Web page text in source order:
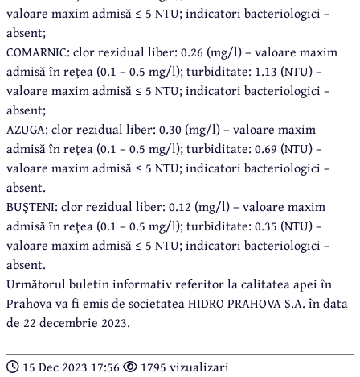
valoare maxim admisă ≤ 5 NTU; indicatori bacteriologici –
absent;
COMARNIC: clor rezidual liber: 0.26 (mg/l) – valoare maxim
admisă în reţea (0.1 – 0.5 mg/l); turbiditate: 1.13 (NTU) –
valoare maxim admisă ≤ 5 NTU; indicatori bacteriologici –
absent;
AZUGA: clor rezidual liber: 0.30 (mg/l) – valoare maxim
admisă în reţea (0.1 – 0.5 mg/l); turbiditate: 0.69 (NTU) –
valoare maxim admisă ≤ 5 NTU; indicatori bacteriologici –
absent.
BUŞTENI: clor rezidual liber: 0.12 (mg/l) – valoare maxim
admisă în reţea (0.1 – 0.5 mg/l); turbiditate: 0.35 (NTU) –
valoare maxim admisă ≤ 5 NTU; indicatori bacteriologici –
absent.
Următorul buletin informativ referitor la calitatea apei în
Prahova va fi emis de societatea HIDRO PRAHOVA S.A. în data
de 22 decembrie 2023.
15 Dec 2023 17:56 1795 vizualizari